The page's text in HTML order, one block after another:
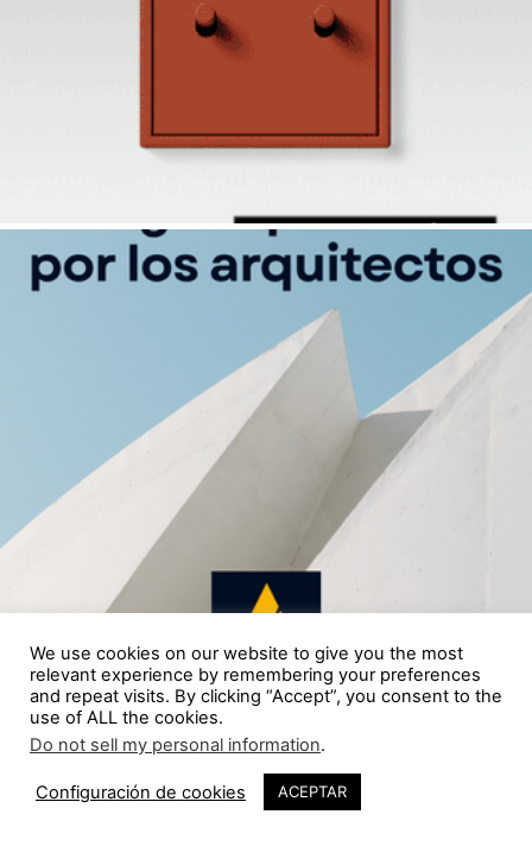
We use cookies on our website to give you the most
relevant experience by remembering your preferences
and repeat visits. By clicking “Accept”, you consent to the
use of ALL the cookies.
Do not sell my personal information.
Configuración de cookies ACEPTAR